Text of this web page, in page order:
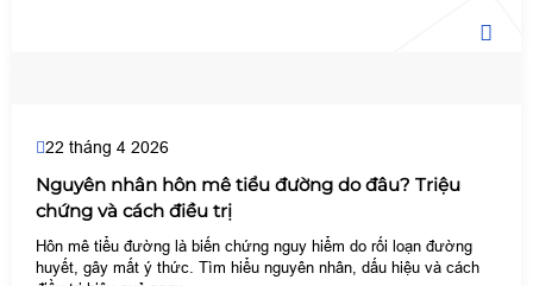
22 tháng 4 2026
Nguyên nhân hôn mê tiểu đường do đâu? Triệu
chứng và cách điều trị
Hôn mê tiểu đường là biến chứng nguy hiểm do rối loạn đường
huyết, gây mất ý thức. Tìm hiểu nguyên nhân, dấu hiệu và cách